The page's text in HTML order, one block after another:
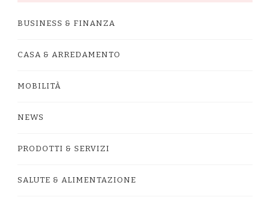
BUSINESS & FINANZA
CASA & ARREDAMENTO
MOBILITÀ
NEWS
PRODOTTI & SERVIZI
SALUTE & ALIMENTAZIONE